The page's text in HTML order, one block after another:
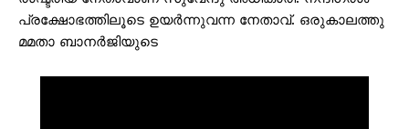
പ്രക്ഷോഭത്തിലൂടെ ഉയര്‍ന്നുവന്ന നേതാവ്. ഒരുകാലത്തു
മമതാ ബാനര്‍ജിയുടെ